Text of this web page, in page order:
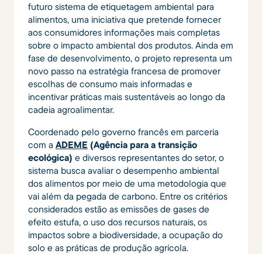
futuro sistema de etiquetagem ambiental para
alimentos, uma iniciativa que pretende fornecer
aos consumidores informações mais completas
sobre o impacto ambiental dos produtos. Ainda em
fase de desenvolvimento, o projeto representa um
novo passo na estratégia francesa de promover
escolhas de consumo mais informadas e
incentivar práticas mais sustentáveis ao longo da
cadeia agroalimentar.
Coordenado pelo governo francês em parceria
com a ADEME (Agência para a transição
ecológica) e diversos representantes do setor, o
sistema busca avaliar o desempenho ambiental
dos alimentos por meio de uma metodologia que
vai além da pegada de carbono. Entre os critérios
considerados estão as emissões de gases de
efeito estufa, o uso dos recursos naturais, os
impactos sobre a biodiversidade, a ocupação do
solo e as práticas de produção agrícola.